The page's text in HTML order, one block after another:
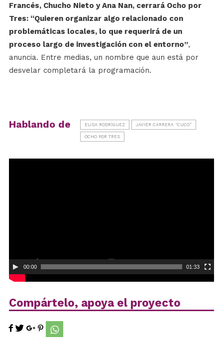
Francés, Chucho Nieto y Ana Nan, cerrará Ocho por
Tres: “Quieren organizar algo relacionado con
problemáticas locales, lo que requerirá de un
proceso largo de investigación con el entorno”,
anuncia. Entre medias, un nombre que aun está por
desvelar completará la programación.
Hablando de ELISA RODRÍGUEZ JAVIER CARRERA “CUCO”
OCHO POR TRES
00:00 01:33
Compártelo, apoya el proyecto